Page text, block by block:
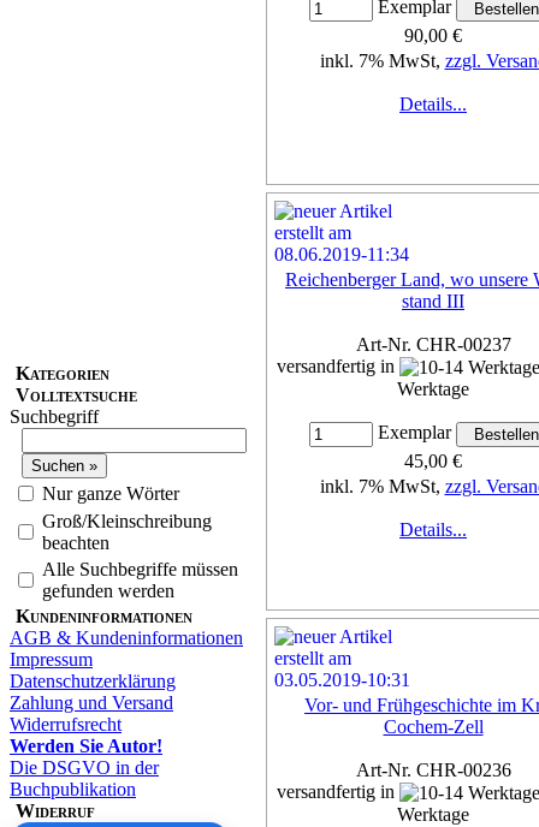
Kategorien
Volltextsuche
Suchbegriff
Nur ganze Wörter
Groß/Kleinschreibung
beachten
Alle Suchbegriffe müssen
gefunden werden
Kundeninformationen
AGB & Kundeninformationen
Impressum
Datenschutzerklärung
Zahlung und Versand
Widerrufsrecht
Werden Sie Autor!
Die DSGVO in der
Buchpublikation
Widerruf
Exemplar
90,00 €
inkl. 7% MwSt, zzgl.
Details...
Reichenberger Land, wo unsere
stand III
Art-Nr. CHR-00237
versandfertig in
Werktage
Exemplar
45,00 €
inkl. 7% MwSt, zzgl.
Details...
Vor- und Frühgeschichte im
Cochem-Zell
Art-Nr. CHR-00236
versandfertig in
Werktage